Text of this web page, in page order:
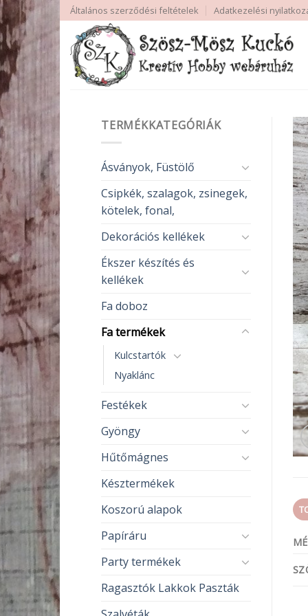
Skip
to
content
Általános szerződési feltételek Adatkezelési
TERMÉKKATEGÓRIÁK
Ásványok, Füstölő
Csipkék, szalagok, zsinegek,
kötelek, fonal,
Dekorációs kellékek
Ékszer készítés és
kellékek
Fa doboz
Fa termékek
Kulcstartók
Nyaklánc
Festékek
Gyöngy
Hűtőmágnes
Késztermékek
Koszorú alapok
Papíráru
Party termékek
Ragasztók Lakkok Paszták